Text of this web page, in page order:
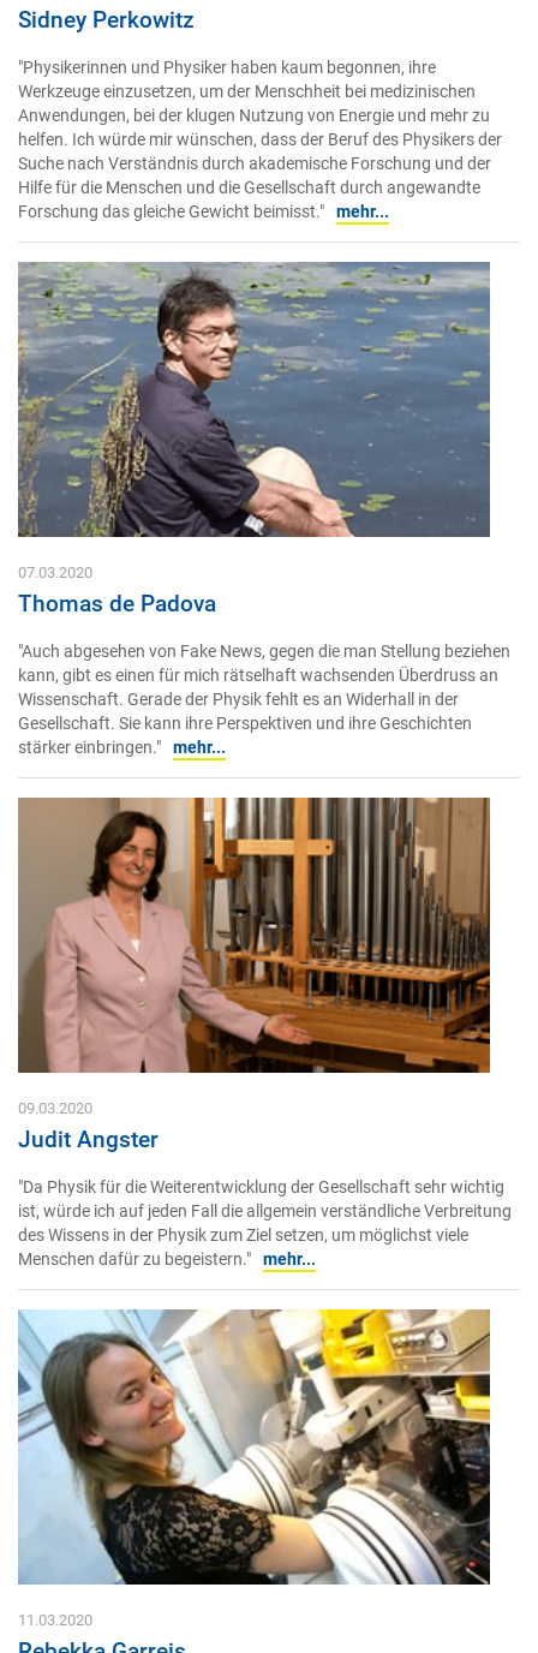
Sidney Perkowitz
"Physikerinnen und Physiker haben kaum begonnen, ihre
Werkzeuge einzusetzen, um der Menschheit bei medizinischen
Anwendungen, bei der klugen Nutzung von Energie und mehr zu
helfen. Ich würde mir wünschen, dass der Beruf des Physikers der
Suche nach Verständnis durch akademische Forschung und der
Hilfe für die Menschen und die Gesellschaft durch angewandte
Forschung das gleiche Gewicht beimisst." mehr...
07.03.2020
Thomas de Padova
"Auch abgesehen von Fake News, gegen die man Stellung beziehen
kann, gibt es einen für mich rätselhaft wachsenden Überdruss an
Wissenschaft. Gerade der Physik fehlt es an Widerhall in der
Gesellschaft. Sie kann ihre Perspektiven und ihre Geschichten
stärker einbringen." mehr...
09.03.2020
Judit Angster
"Da Physik für die Weiterentwicklung der Gesellschaft sehr wichtig
ist, würde ich auf jeden Fall die allgemein verständliche Verbreitung
des Wissens in der Physik zum Ziel setzen, um möglichst viele
Menschen dafür zu begeistern." mehr...
11.03.2020